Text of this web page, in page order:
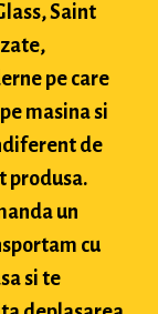
Saint
pe care
masina si
de
produsa.
un
cu
si te